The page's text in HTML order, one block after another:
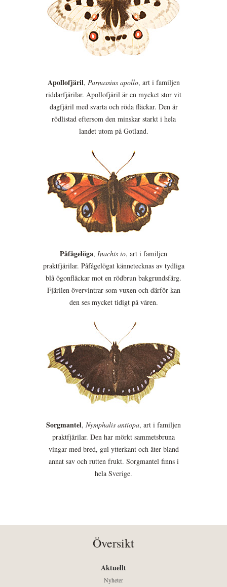
Apollofjäril, Parnassius apollo, art i familjen
riddarfjärilar. Apollofjäril är en mycket stor vit
dagfjäril med svarta och röda fläckar. Den är
rödlistad eftersom den minskar starkt i hela
landet utom på Gotland.
Påfågelöga, Inachis io, art i familjen
praktfjärilar. Påfågelögat kännetecknas av tydliga
blå ögonfläckar mot en rödbrun bakgrundsfärg.
Fjärilen övervintrar som vuxen och därför kan
den ses mycket tidigt på våren.
Sorgmantel, Nymphalis antiopa, art i familjen
praktfjärilar. Den har mörkt sammetsbruna
vingar med bred, gul ytterkant och äter bland
annat sav och rutten frukt. Sorgmantel finns i
hela Sverige.
Översikt
Aktuellt
Nyheter